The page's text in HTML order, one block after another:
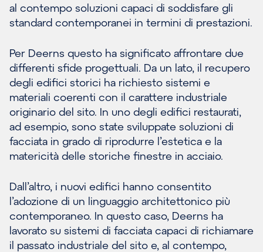
al contempo soluzioni capaci di soddisfare gli
standard contemporanei in termini di prestazioni.
Per Deerns questo ha significato affrontare due
differenti sfide progettuali. Da un lato, il recupero
degli edifici storici ha richiesto sistemi e
materiali coerenti con il carattere industriale
originario del sito. In uno degli edifici restaurati,
ad esempio, sono state sviluppate soluzioni di
facciata in grado di riprodurre l’estetica e la
matericità delle storiche finestre in acciaio.
Dall’altro, i nuovi edifici hanno consentito
l’adozione di un linguaggio architettonico più
contemporaneo. In questo caso, Deerns ha
lavorato su sistemi di facciata capaci di richiamare
il passato industriale del sito e, al contempo,